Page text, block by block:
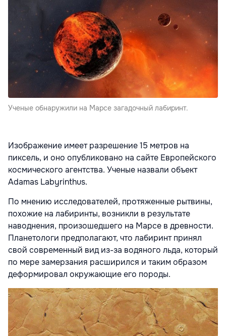
Ученые обнаружили на Марсе загадочный лабиринт.
Изображение имеет разрешение 15 метров на
пиксель, и оно опубликовано на сайте Европейского
космического агентства. Ученые назвали объект
Adamas Labyrinthus.
По мнению исследователей, протяженные рытвины,
похожие на лабиринты, возникли в результате
наводнения, произошедшего на Марсе в древности.
Планетологи предполагают, что лабиринт принял
свой современный вид из-за водяного льда, который
по мере замерзания расширился и таким образом
деформировал окружающие его породы.